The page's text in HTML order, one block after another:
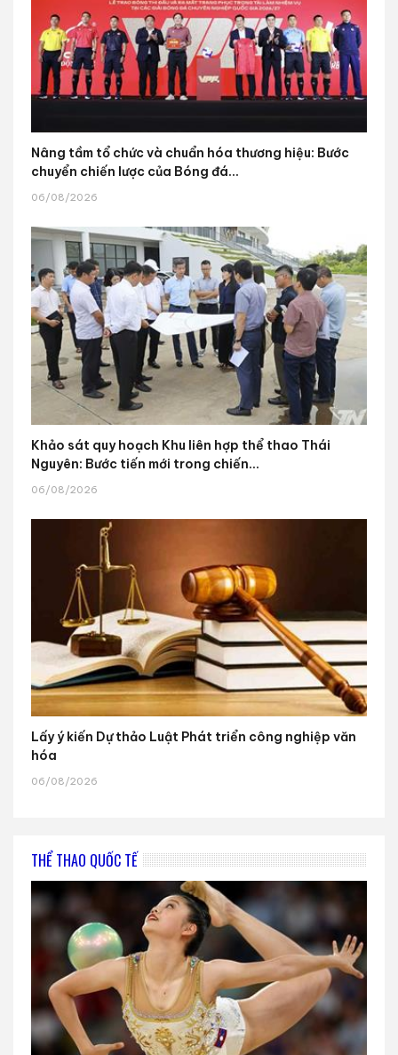
Nâng tầm tổ chức và chuẩn hóa thương hiệu: Bước
chuyển chiến lược của Bóng đá...
06/08/2026
Khảo sát quy hoạch Khu liên hợp thể thao Thái
Nguyên: Bước tiến mới trong chiến...
06/08/2026
Lấy ý kiến Dự thảo Luật Phát triển công nghiệp văn
hóa
06/08/2026
THỂ THAO QUỐC TẾ